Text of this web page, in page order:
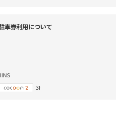
車券利用について
3F